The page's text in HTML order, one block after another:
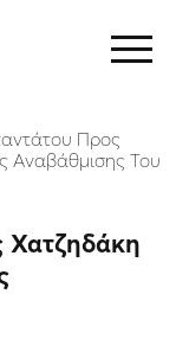
Προς
Αναβάθμισης Του
Χατζηδάκη